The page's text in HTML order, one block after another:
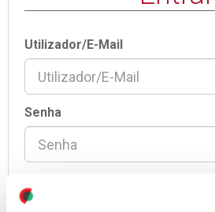
Utilizador/E-Mail
Senha